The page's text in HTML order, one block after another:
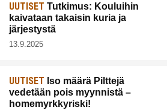
UUTISET Tutkimus: Kouluihin
kaivataan takaisin kuria ja
järjestystä
13.9.2025
UUTISET Iso määrä Pilttejä
vedetään pois myynnistä –
homemyrkkyriski!